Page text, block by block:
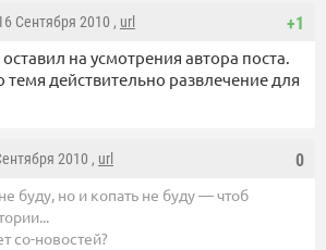
+1
Сентября 2010 , url
на усмотрения автора поста.
темя действительно развлечение для
0
2010 , url
буду, но и копать не буду — чтоб
со-новостей?